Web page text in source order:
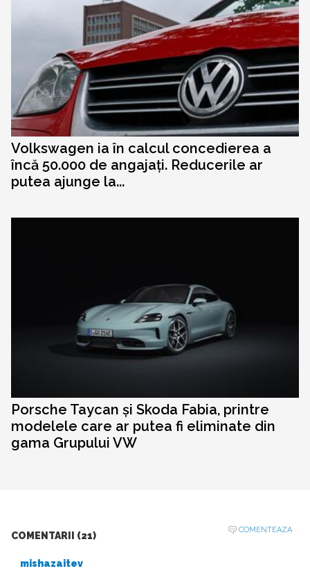
Volkswagen ia în calcul concedierea a
încă 50.000 de angajați. Reducerile ar
putea ajunge la...
Porsche Taycan și Skoda Fabia, printre
modelele care ar putea fi eliminate din
gama Grupului VW
COMENTARII (21)
COMENTEAZA
mishazaitev